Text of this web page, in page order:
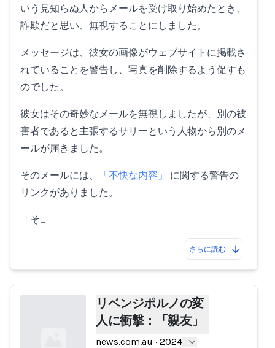
いう見知らぬ人からメールを受け取り始めたとき、
詐欺だと思い、無視することにしました。
メッセージは、彼女の画像がウェブサイトに掲載さ
れていることを警告し、写真を削除するよう促すも
のでした。
彼女はその奇妙なメールを無視しましたが、別の被
害者であると主張するサリーという人物から別のメ
ールが届きました。
そのメールには、 「不快な内容」
に関する警告の
リンクがありました。
「そ…
さらに読む
リベンジポルノの変
人に衝撃：「親友」
news.com.au · 2024